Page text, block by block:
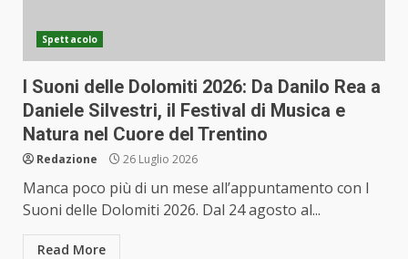
Spettacolo
I Suoni delle Dolomiti 2026: Da Danilo Rea a
Daniele Silvestri, il Festival di Musica e
Natura nel Cuore del Trentino
Redazione 26 Luglio 2026
Manca poco più di un mese all’appuntamento con I
Suoni delle Dolomiti 2026. Dal 24 agosto al...
Read More